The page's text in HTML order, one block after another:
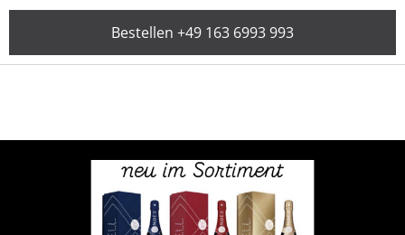
Bestellen +49 163 6993 993